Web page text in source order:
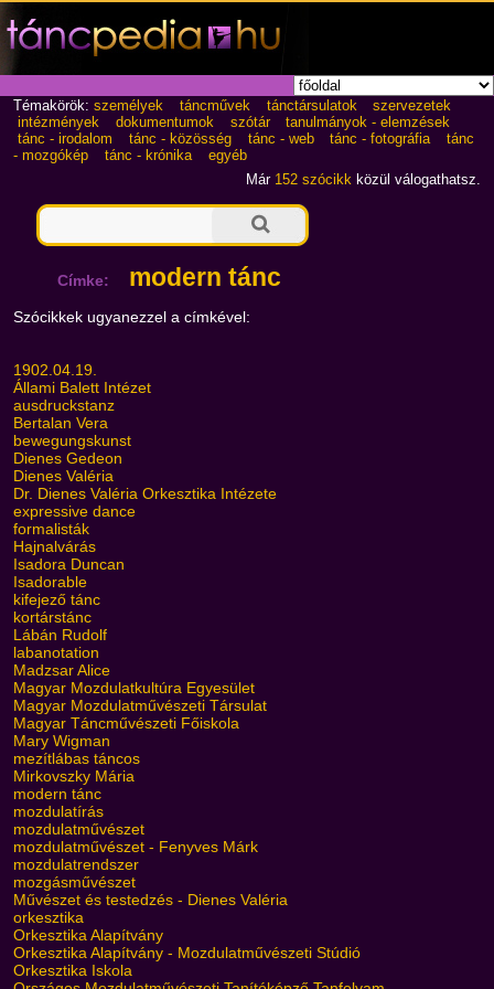
Témakörök: személyek táncművek tánctársulatok
szervezetek
intézmények
dokumentumok szótár
tanulmányok - elemzések
tánc - irodalom
tánc - közösség tánc - web tánc - fotográfia
tánc
- mozgókép
tánc - krónika
egyéb
Már 152 szócikk közül válogathatsz.
Címke: modern tánc
Szócikkek ugyanezzel a címkével:
1902.04.19.
Állami Balett Intézet
ausdruckstanz
Bertalan Vera
bewegungskunst
Dienes Gedeon
Dienes Valéria
Dr. Dienes Valéria Orkesztika Intézete
expressive dance
formalisták
Hajnalvárás
Isadora Duncan
Isadorable
kifejező tánc
kortárstánc
Lábán Rudolf
labanotation
Madzsar Alice
Magyar Mozdulatkultúra Egyesület
Magyar Mozdulatművészeti Társulat
Magyar Táncművészeti Főiskola
Mary Wigman
mezítlábas táncos
Mirkovszky Mária
modern tánc
mozdulatírás
mozdulatművészet
mozdulatművészet - Fenyves Márk
mozdulatrendszer
mozgásművészet
Művészet és testedzés - Dienes Valéria
orkesztika
Orkesztika Alapítvány
Orkesztika Alapítvány - Mozdulatművészeti Stúdió
Orkesztika Iskola